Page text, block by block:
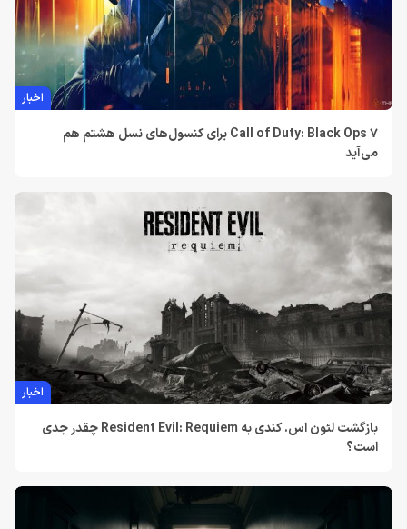
اخبار
Call of Duty: Black Ops 7 برای کنسول‌های نسل هشتم هم
می‌آید
اخبار
بازگشت لئون اس. کندی به Resident Evil: Requiem چقدر جدی
است؟